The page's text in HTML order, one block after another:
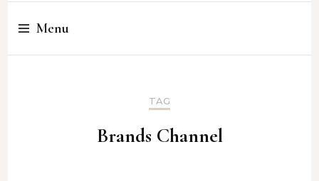
Cristina Amaro
Menu
TAG
Brands Channel